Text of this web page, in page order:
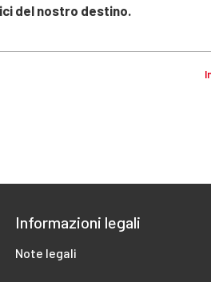
del nostro destino.
Informazioni legali
Note legali